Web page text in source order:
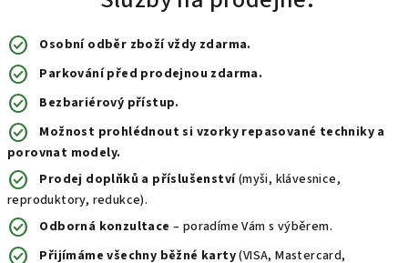
check_circle Osobní odběr zboží vždy zdarma.
check_circle Parkování před prodejnou zdarma.
check_circle Bezbariérový přístup.
check_circle
Možnost prohlédnout si vzorky repasované techniky a
porovnat modely.
check_circle Prodej doplňků a příslušenství(myši, klávesnice,
reproduktory, redukce).
check_circle Odborná konzultace – poradíme Vám s výběrem.
check_circle Přijímáme všechny běžné karty(VISA, Mastercard,